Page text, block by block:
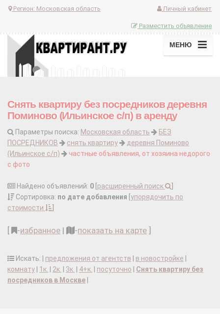
Регион: Московская область Личный кабинет
Разместить объявление
МЕНЮ
Снять квартиру без посредников деревня
Поминово (Ильинское с/п) в аренду
Параметры поиска: Московская область
БЕЗ
ПОСРЕДНИКОВ
снять квартиру
деревня Поминово
(Ильинское с/п)
частные объявления, от хозяина недорого
с фото
Найдено объявлений: 0 расширенный поиск
Сортировка: по дате добавления упорядочить по
стоимости
-избранное | -показать на карте
Искать: | предложения от агентств в новостройке
комнату
1к. 2к. 3к. 4+к. посуточно
Снять квартиру без
посредников в Москве